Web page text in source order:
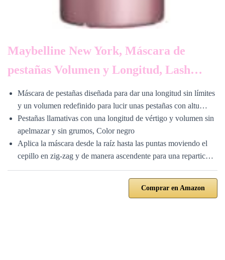
Maybelline New York, Máscara de
pestañas Volumen y Longitud, Lash…
Máscara de pestañas diseñada para dar una longitud sin límites
y un volumen redefinido para lucir unas pestañas con altu…
Pestañas llamativas con una longitud de vértigo y volumen sin
apelmazar y sin grumos, Color negro
Aplica la máscara desde la raíz hasta las puntas moviendo el
cepillo en zig-zag y de manera ascendente para una repartic…
Comprar en Amazon